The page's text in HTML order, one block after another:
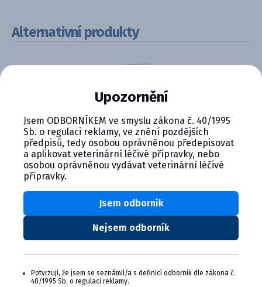
Alternativní produkty
ANTISEDAN 5mg/ml VET INJ
CYMEDICA PLUS: VĚRNOST, KTERÁ
SE VYPLÁCÍ
Upozornění
Jsem ODBORNÍKEM ve smyslu zákona č. 40/1995
Sb. o regulaci reklamy, ve znění pozdějších
předpisů, tedy osobou oprávněnou předepisovat
a aplikovat veterinární léčivé přípravky, nebo
osobou oprávněnou vydávat veterinární léčivé
přípravky.
Nejsem odborník
Jsem odborník
Potvrzuji, že jsem se seznámil/a s definicí odborník dle zákona č.
40/1995 Sb. o regulaci reklamy.